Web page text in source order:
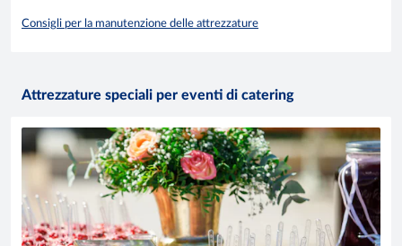
Consigli per la manutenzione delle attrezzature
Attrezzature speciali per eventi di catering